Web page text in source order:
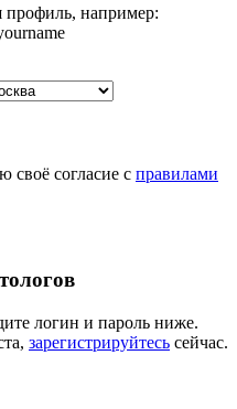
профиль, например:
своё согласие с правилами
логин и пароль ниже.
зарегистрируйтесь сейчас.